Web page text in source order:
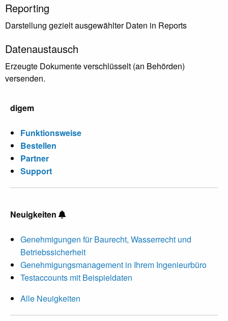
Reporting
Darstellung gezielt ausgewählter Daten in Reports
Datenaustausch
Erzeugte Dokumente verschlüsselt (an Behörden)
versenden.
digem
Funktionsweise
Bestellen
Partner
Support
Neuigkeiten
Genehmigungen für Baurecht, Wasserrecht und
Betriebssicherheit
Genehmigungsmanagement in Ihrem Ingenieurbüro
Testaccounts mit Beispieldaten
Alle Neuigkeiten